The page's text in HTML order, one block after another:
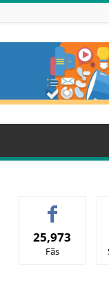
25,973
Fãs